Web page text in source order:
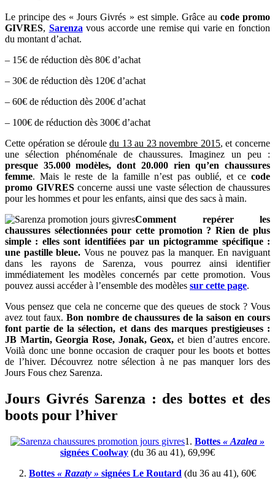
Le principe des « Jours Givrés » est simple. Grâce au code promo
GIVRES, Sarenza vous accorde une remise qui varie en fonction
du montant d’achat.
– 15€ de réduction dès 80€ d’achat
– 30€ de réduction dès 120€ d’achat
– 60€ de réduction dès 200€ d’achat
– 100€ de réduction dès 300€ d’achat
Cette opération se dérouledu 13 au 23 novembre 2015, et concerne
une sélection phénoménale de chaussures. Imaginez un peu :
presque 35.000 modèles, dont 20.000 rien qu’en chaussures
femme. Mais le reste de la famille n’est pas oublié, et ce code
promo GIVRESconcerne aussi une vaste sélection de chaussures
pour les hommes et pour les enfants, ainsi que des sacs à main.
Comment repérer les
chaussures sélectionnées pour cette promotion ? Rien de plus
simple : elles sont identifiées par un pictogramme spécifique :
une pastille bleue. Vous ne pouvez pas la manquer. En naviguant
dans les rayons de Sarenza, vous pourrez ainsi identifier
immédiatement les modèles concernés par cette promotion. Vous
pouvez aussi accéder à l’ensemble des modèles sur cette page.
Vous pensez que cela ne concerne que des queues de stock ? Vous
avez tout faux. Bon nombre de chaussures de la saison en cours
font partie de la sélection, et dans des marques prestigieuses :
JB Martin, Georgia Rose, Jonak, Geox, et bien d’autres encore.
Voilà donc une bonne occasion de craquer pour les boots et bottes
de l’hiver. Découvrez notre sélection à ne pas manquer lors des
Jours Fous chez Sarenza.
Jours Givrés Sarenza : des bottes et des
boots pour l’hiver
1. Bottes « Azalea »
signées Coolway (du 36 au 41), 69,99€
2. Bottes « Razaty » signées Le Routard (du 36 au 41), 60€